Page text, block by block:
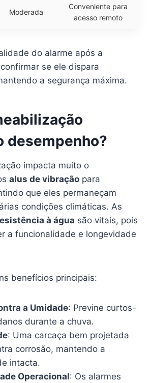
Moderada
Conveniente para
acesso remoto
do alarme após a
se ele dispara
a segurança máxima.
desempenho?
impacta muito o
alus de vibração para
que eles permaneçam
condições climáticas. As
à água são vitais, pois
a funcionalidade e longevidade
benefícios principais:
a Umidade: Previne curtos-
durante a chuva.
: Uma carcaça bem projetada
corrosão, mantendo a
intacta.
Operacional: Os alarmes